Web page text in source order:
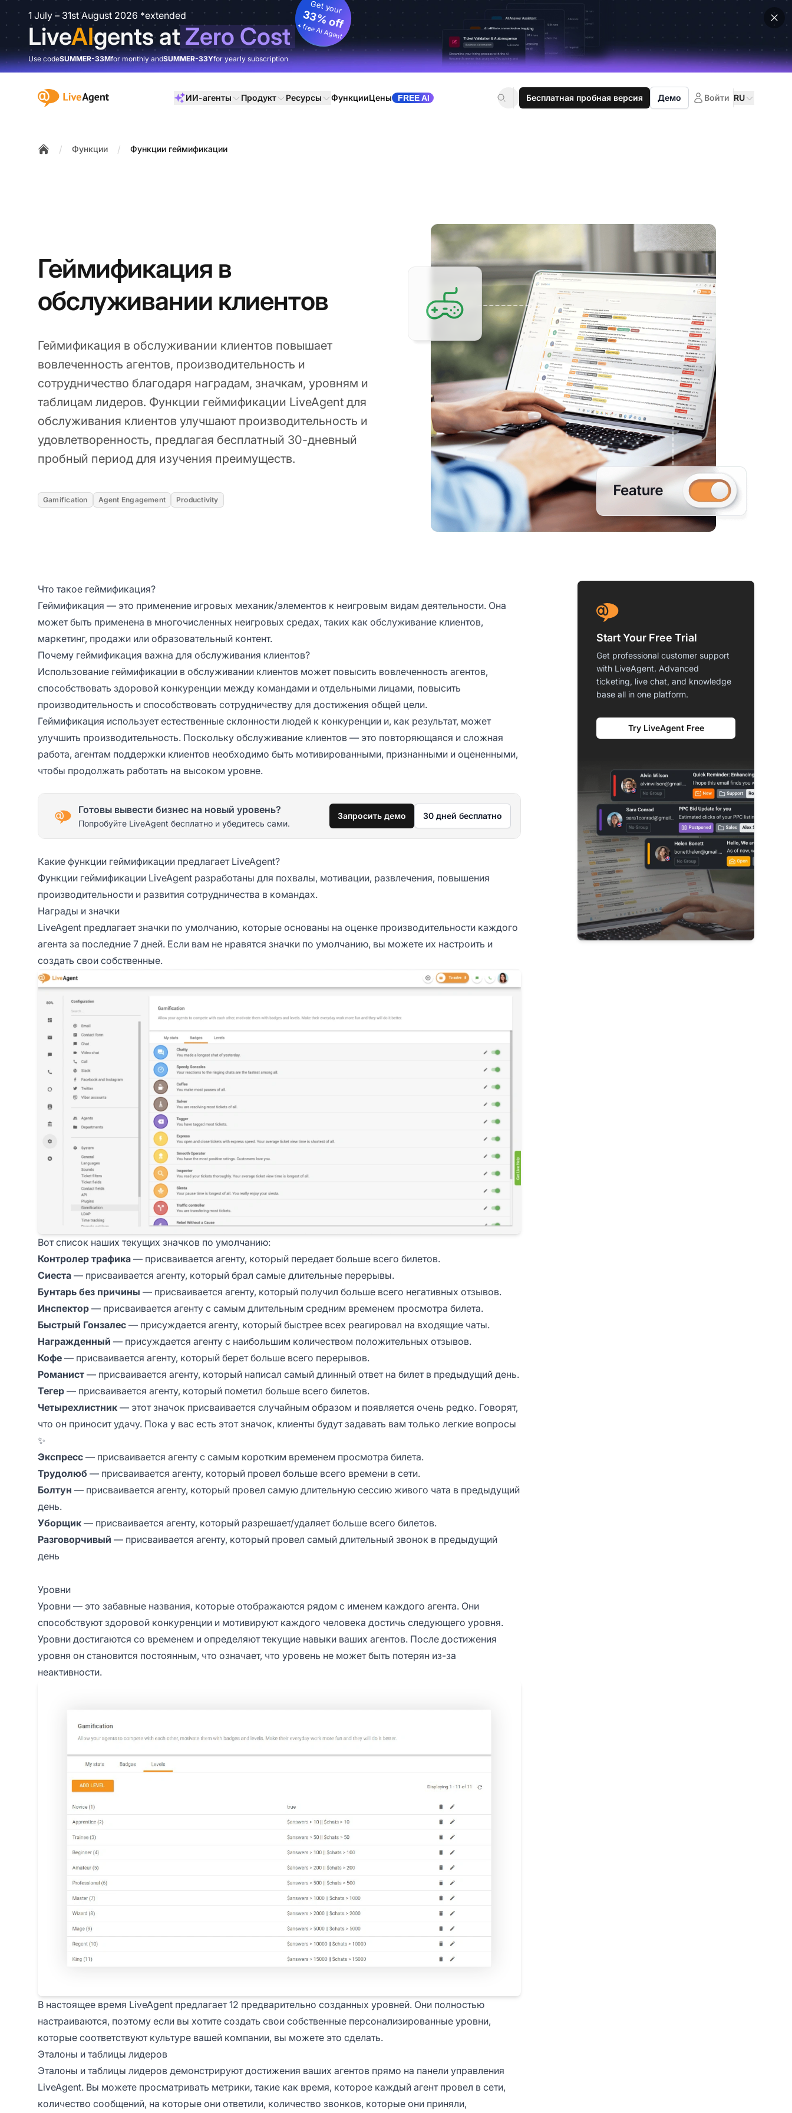
1 July – 31st August 2026 *extended
LiveAIgents atZero Cost
Get your
33% off
+ free AI Agent
Use codeSUMMER-33Mfor monthly andSUMMER-33Yfor yearly subscription
:site.title ИИ-агенты Продукт Ресурсы ФункцииЦены FREE AI Бесплатная пробная версия Демо Войти RU
/ Функции / Функции геймификации
Геймификация в
обслуживании клиентов
Геймификация в обслуживании клиентов повышает
вовлеченность агентов, производительность и
сотрудничество благодаря наградам, значкам, уровням и
таблицам лидеров. Функции геймификации LiveAgent для
обслуживания клиентов улучшают производительность и
удовлетворенность, предлагая бесплатный 30-дневный
пробный период для изучения преимуществ.
Gamification Agent Engagement Productivity
Что такое геймификация?
Геймификация — это применение игровых механик/элементов к неигровым видам деятельности. Она
может быть применена в многочисленных неигровых средах, таких как обслуживание клиентов,
маркетинг, продажи или образовательный контент.
Почему геймификация важна для обслуживания клиентов?
Использование геймификации в обслуживании клиентов может повысить вовлеченность агентов,
способствовать здоровой конкуренции между командами и отдельными лицами, повысить
производительность и способствовать сотрудничеству для достижения общей цели.
Геймификация использует естественные склонности людей к конкуренции и, как результат, может
улучшить производительность. Поскольку обслуживание клиентов — это повторяющаяся и сложная
работа, агентам поддержки клиентов необходимо быть мотивированными, признанными и оцененными,
чтобы продолжать работать на высоком уровне.
Готовы вывести бизнес на новый уровень?
Попробуйте LiveAgent бесплатно и убедитесь сами.
Запросить демо 30 дней бесплатно
Какие функции геймификации предлагает LiveAgent?
Функции геймификации LiveAgent разработаны для похвалы, мотивации, развлечения, повышения
производительности и развития сотрудничества в командах.
Награды и значки
LiveAgent предлагает значки по умолчанию, которые основаны на оценке производительности каждого
агента за последние 7 дней. Если вам не нравятся значки по умолчанию, вы можете их настроить и
создать свои собственные.
Вот список наших текущих значков по умолчанию:
Контролер трафика — присваивается агенту, который передает больше всего билетов.
Сиеста — присваивается агенту, который брал самые длительные перерывы.
Бунтарь без причины — присваивается агенту, который получил больше всего негативных отзывов.
Инспектор — присваивается агенту с самым длительным средним временем просмотра билета.
Быстрый Гонзалес — присуждается агенту, который быстрее всех реагировал на входящие чаты.
Награжденный — присуждается агенту с наибольшим количеством положительных отзывов.
Кофе — присваивается агенту, который берет больше всего перерывов.
Романист — присваивается агенту, который написал самый длинный ответ на билет в предыдущий день.
Тегер — присваивается агенту, который пометил больше всего билетов.
Четырехлистник — этот значок присваивается случайным образом и появляется очень редко. Говорят,
что он приносит удачу. Пока у вас есть этот значок, клиенты будут задавать вам только легкие вопросы
✨
Экспресс — присваивается агенту с самым коротким временем просмотра билета.
Трудолюб — присваивается агенту, который провел больше всего времени в сети.
Болтун — присваивается агенту, который провел самую длительную сессию живого чата в предыдущий
день.
Уборщик — присваивается агенту, который разрешает/удаляет больше всего билетов.
Разговорчивый — присваивается агенту, который провел самый длительный звонок в предыдущий
день
Уровни
Уровни — это забавные названия, которые отображаются рядом с именем каждого агента. Они
способствуют здоровой конкуренции и мотивируют каждого человека достичь следующего уровня.
Уровни достигаются со временем и определяют текущие навыки ваших агентов. После достижения
уровня он становится постоянным, что означает, что уровень не может быть потерян из-за
неактивности.
В настоящее время LiveAgent предлагает 12 предварительно созданных уровней. Они полностью
настраиваются, поэтому если вы хотите создать свои собственные персонализированные уровни,
которые соответствуют культуре вашей компании, вы можете это сделать.
Эталоны и таблицы лидеров
Эталоны и таблицы лидеров демонстрируют достижения ваших агентов прямо на панели управления
LiveAgent. Вы можете просматривать метрики, такие как время, которое каждый агент провел в сети,
количество сообщений, на которые они ответили, количество звонков, которые они приняли,
Start Your Free Trial
Get professional customer support
with LiveAgent. Advanced
ticketing, live chat, and knowledge
base all in one platform.
Try LiveAgent Free